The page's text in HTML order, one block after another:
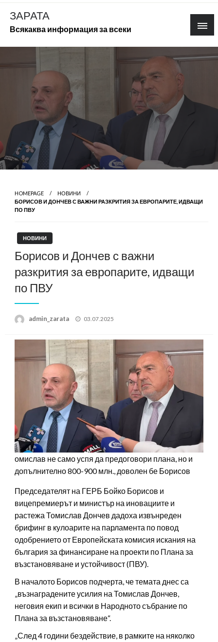
Skip
content
ЗАРАТА
Всякаква информация за всеки
HOMEPAGE
НОВИНИ
БОРИСОВ И ДОНЧЕВ С ВАЖНИ РАЗКРИТИЯ ЗА ЕВРОПАРИТЕ, ИДВАЩИ
ПО ПВУ
НОВИНИ
Борисов и Дончев с важни
разкрития за европарите, идващи
по ПВУ
admin_zarata
Posted
03.07.2025
омислав не само успя да предоговори плана, но и
допълнително 800-900 млн., доволен бе Борисов
Председателят на ГЕРБ Бойко Борисов и
вицепремиерът и министър на иновациите и
растежа Томислав Дончев дадоха извънреден
брифинг в кулоарите на парламента по повод
одобрението от Европейската комисия искания на
българия за финансиране на проекти по Плана за
възстановяване и устойчивост (ПВУ).
В началото Борисов подчерта, че темата днес са
„възнаградените усилия на Томислав Дончев,
неговия екип и всички в Народното събрание по
Плана за възстановяване“.
„След 4 години бездействие, в рамките на няколко